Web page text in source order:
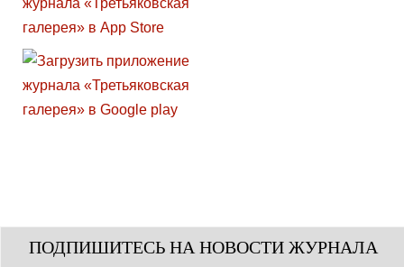
ПОДПИШИТЕСЬ НА НОВОСТИ ЖУРНАЛА